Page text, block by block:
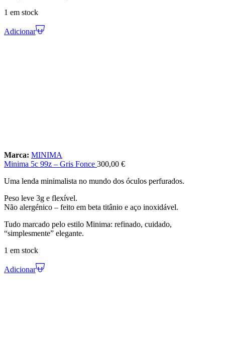
1 em stock
Adicionar
Marca: MINIMA
Minima 5c 99z – Gris Fonce 300,00 €
Uma lenda minimalista no mundo dos óculos perfurados.
Peso leve 3g e flexível.
Não alergénico – feito em beta titânio e aço inoxidável.
Tudo marcado pelo estilo Minima: refinado, cuidado,
“simplesmente” elegante.
1 em stock
Adicionar